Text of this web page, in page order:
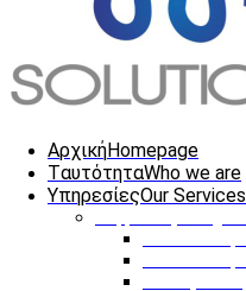
ΑρχικήHomepage
TαυτότηταWho we are
ΥπηρεσίεςOur Services